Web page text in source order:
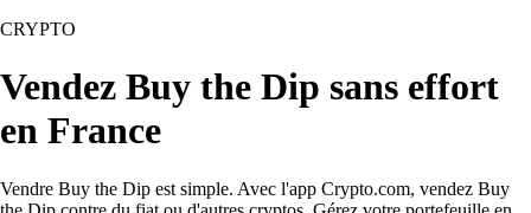
CRYPTO
Vendez Buy the Dip sans effort
en France
Vendre Buy the Dip est simple. Avec l'app Crypto.com, vendez Buy